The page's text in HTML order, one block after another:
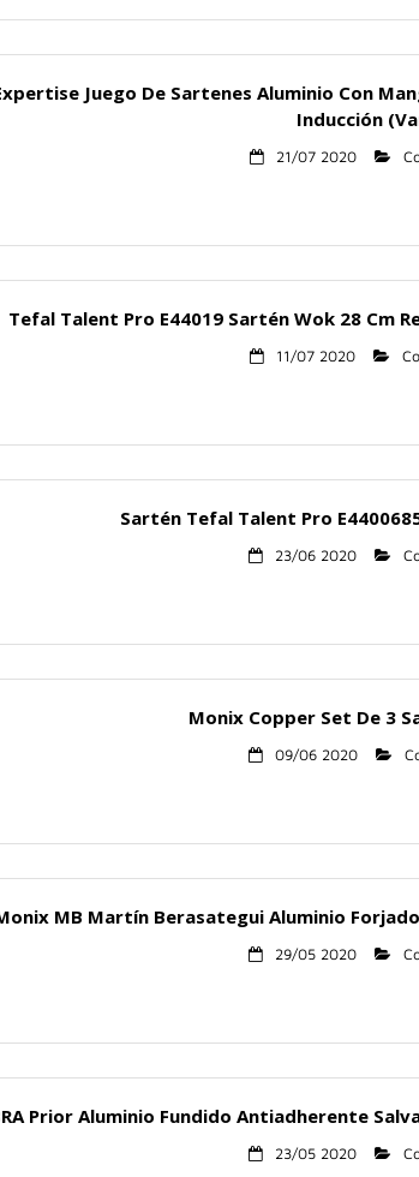
Juego De Sartenes Aluminio Con
Inducción
21/07 2020
Tefal Talent Pro E44019 Sartén Wok 28 Cm
11/07 2020
Sartén Tefal Talent Pro
23/06 2020
Monix Copper Set De 3
09/06 2020
MB Martín Berasategui Aluminio
29/05 2020
Prior Aluminio Fundido Antiadherente
23/05 2020